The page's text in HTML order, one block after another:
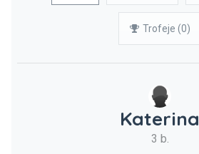
Trofeje (0)
Katerina
3 b.